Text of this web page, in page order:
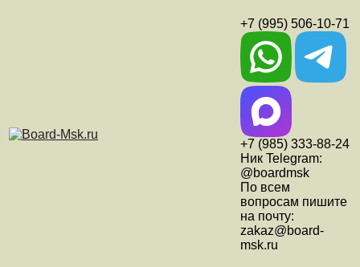
+7 (995) 506-10-71
+7 (985) 333-88-24
Ник Telegram:
@boardmsk
По всем
вопросам пишите
на почту:
zakaz@board-
msk.ru